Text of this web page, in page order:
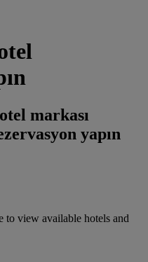
markası
yapın
to view available hotels and